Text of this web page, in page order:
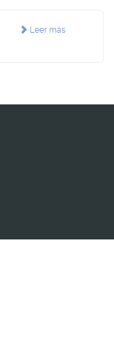
Leer más